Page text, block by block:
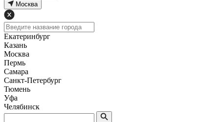
Москва
Екатеринбург
Казань
Москва
Пермь
Самара
Санкт-Петербург
Тюмень
Уфа
Челябинск